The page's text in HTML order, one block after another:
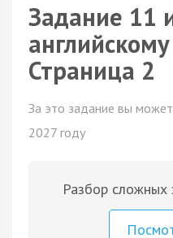
Задание 11
Страница 2
За это задание вы
2027 году
Разбор сложных